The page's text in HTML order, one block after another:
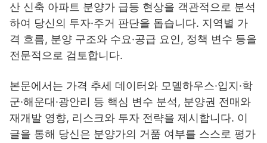
산 신축 아파트 분양가 급등 현상을 객관적으로 분석
하여 당신의 투자·주거 판단을 돕습니다. 지역별 가
격 흐름, 분양 구조와 수요·공급 요인, 정책 변수 등을
전문적으로 검토합니다.
본문에서는 가격 추세 데이터와 모델하우스·입지·학
군·해운대·광안리 등 핵심 변수 분석, 분양권 전매와
재개발 영향, 리스크와 투자 전략을 제시합니다. 이
글을 통해 당신은 분양가의 거품 여부를 스스로 평가